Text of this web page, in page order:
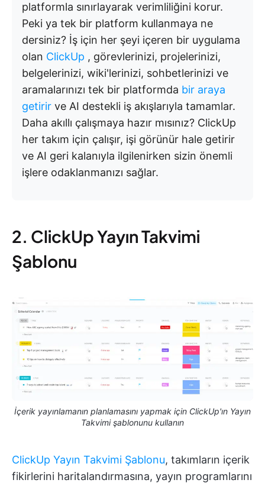
platformla sınırlayarak verimliliğini korur.
Peki ya tek bir platform kullanmaya ne
dersiniz? İş için her şeyi içeren bir uygulama
olan ClickUp , görevlerinizi, projelerinizi,
belgelerinizi, wiki'lerinizi, sohbetlerinizi ve
aramalarınızı tek bir platformda bir araya
getirir ve AI destekli iş akışlarıyla tamamlar.
Daha akıllı çalışmaya hazır mısınız? ClickUp
her takım için çalışır, işi görünür hale getirir
ve AI geri kalanıyla ilgilenirken sizin önemli
işlere odaklanmanızı sağlar.
2. ClickUp Yayın Takvimi
Şablonu
İçerik yayınlamanın planlamasını yapmak için ClickUp'ın Yayın
Takvimi şablonunu kullanın
ClickUp Yayın Takvimi Şablonu, takımların içerik
fikirlerini haritalandırmasına, yayın programlarını